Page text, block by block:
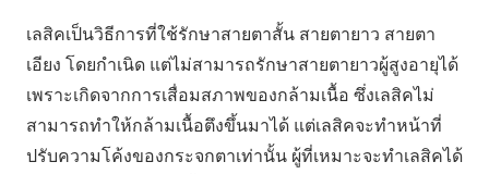
เลสิคเป็นวิธีการที่ใช้รักษาสายตาสั้น สายตายาว สายตา
เอียง โดยกำเนิด แต่ไม่สามารถรักษาสายตายาวผู้สูงอายุได้
เพราะเกิดจากการเสื่อมสภาพของกล้ามเนื้อ ซึ่งเลสิคไม่
สามารถทำให้กล้ามเนื้อตึงขึ้นมาได้ แต่เลสิคจะทำหน้าที่
ปรับความโค้งของกระจกตาเท่านั้น ผู้ที่เหมาะจะทำเลสิคได้